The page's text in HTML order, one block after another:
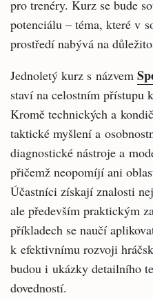
pro trenéry. Kurz se bude
potenciálu – téma, které v
prostředí nabývá na
Jednoletý kurz s názvem
staví na celostním přístupu
Kromě technických a
taktické myšlení a
diagnostické nástroje a
přičemž neopomíjí ani
Účastníci získají znalosti
ale především praktickým
příkladech se naučí
k efektivnímu rozvoji
budou i ukázky detailního
dovedností.